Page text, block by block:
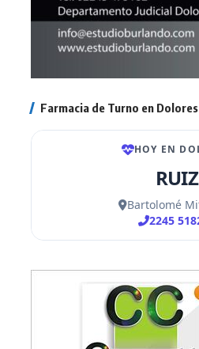
Farmacia de Turno en Dolores